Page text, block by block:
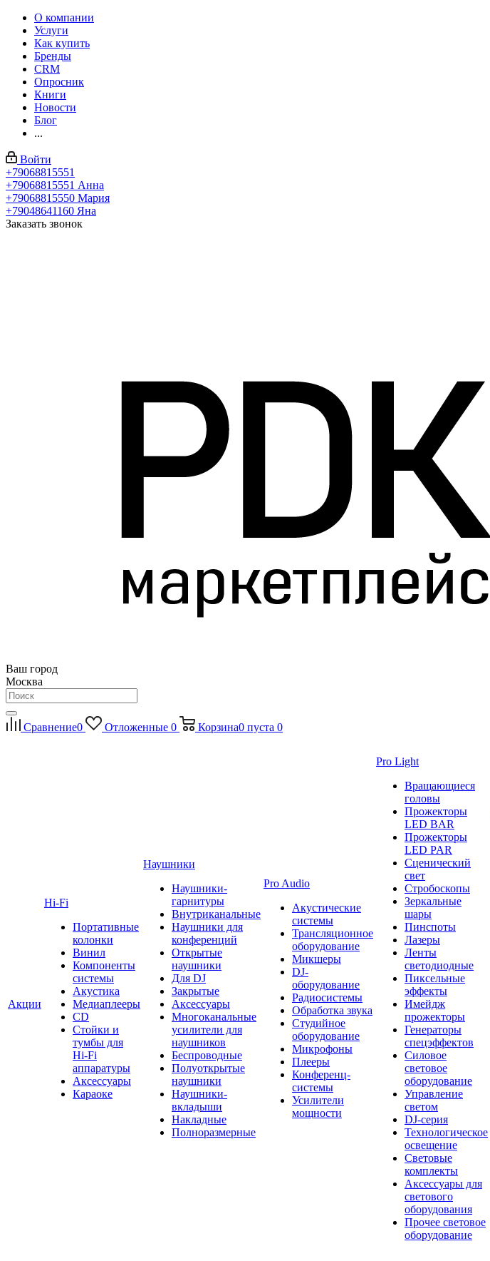
О компании
Услуги
Как купить
Бренды
CRM
Опросник
Книги
Новости
Блог
...
Войти
+79068815551
+79068815551 Анна
+79068815550 Мария
+79048641160 Яна
Заказать звонок
Ваш город
Москва
Сравнение0 Отложенные 0 Корзина0 пуста 0
Акции
Hi-Fi
Портативные
колонки
Винил
Компоненты
системы
Акустика
Медиаплееры
CD
Стойки и
тумбы для
Hi-Fi
аппаратуры
Аксессуары
Караоке
Наушники
Наушники-
гарнитуры
Внутриканальные
Наушники для
конференций
Открытые
наушники
Для DJ
Закрытые
Аксессуары
Многоканальные
усилители для
наушников
Беспроводные
Полуоткрытые
наушники
Наушники-
вкладыши
Накладные
Полноразмерные
Pro Audio
Акустические
системы
Трансляционное
оборудование
Микшеры
DJ-
оборудование
Радиосистемы
Обработка звука
Студийное
оборудование
Микрофоны
Плееры
Конференц-
системы
Усилители
мощности
Pro Light
Вращающиеся
головы
Прожекторы
LED BAR
Прожекторы
LED PAR
Сценический
свет
Стробоскопы
Зеркальные
шары
Пинспоты
Лазеры
Ленты
светодиодные
Пиксельные
эффекты
Имейдж
прожекторы
Генераторы
спецэффектов
Силовое
световое
оборудование
Управление
светом
DJ-серия
Технологическое
освещение
Световые
комплекты
Аксессуары для
светового
оборудования
Прочее световое
оборудование